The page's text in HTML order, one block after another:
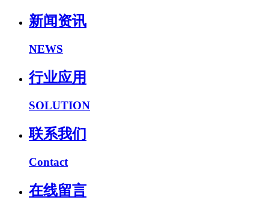
新闻资讯
NEWS
行业应用
SOLUTION
联系我们
Contact
在线留言